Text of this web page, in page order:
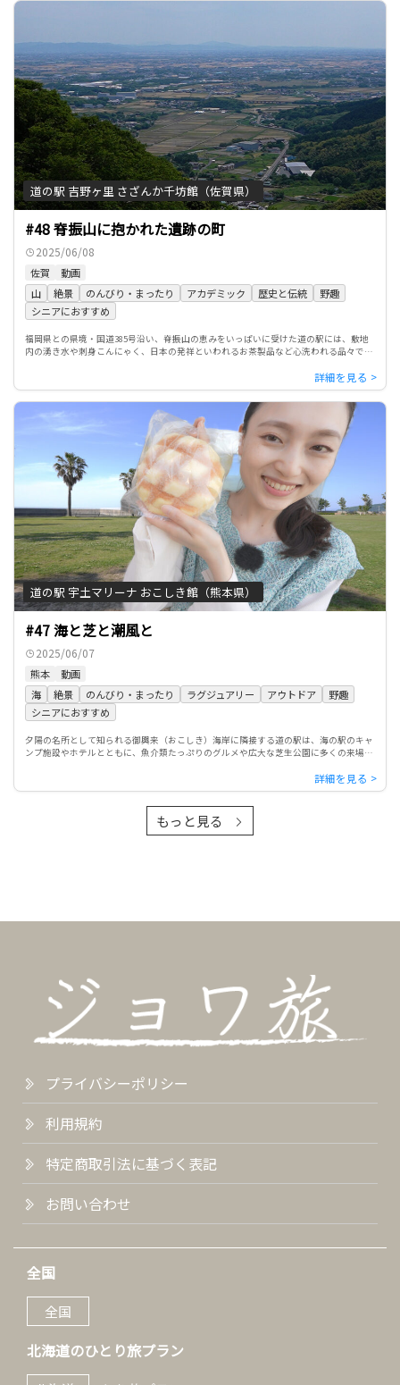
道の駅 吉野ヶ里 さざんか千坊館（佐賀県）
#48 脊振山に抱かれた遺跡の町
2025/06/08
佐賀
動画
山
絶景 のんびり・まったり アカデミック 歴史と伝統
野趣
シニアにおすすめ
福岡県との県境・国道385号沿い、脊振山の恵みをいっぱいに受けた道の駅には、敷地
内の湧き水や刺身こんにゃく、日本の発祥といわれるお茶製品など心洗われる品々であ
道の駅 宇土マリーナ おこしき館（熊本県）
#47 海と芝と潮風と
2025/06/07
熊本
動画
海
絶景 のんびり・まったり ラグジュアリー アウトドア
野趣
シニアにおすすめ
夕陽の名所として知られる御輿来（おこしき）海岸に隣接する道の駅は、海の駅のキャ
ンプ施設やホテルとともに、魚介類たっぷりのグルメや広大な芝生公園に多くの来場者
もっと見る
プライバシーポリシー
利用規約
特定商取引法に基づく表記
お問い合わせ
全国
全国
北海道のひとり旅プラン